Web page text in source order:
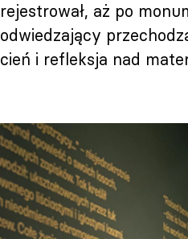
rejestrował, aż po
odwiedzający
cień i refleksja nad